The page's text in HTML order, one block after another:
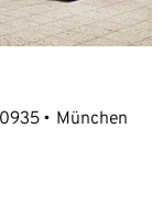
München